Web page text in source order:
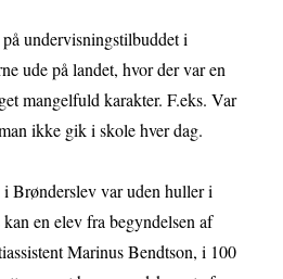
undervisningstilbuddet i
ude på landet, hvor der var en
mangelfuld karakter. F.eks. Var
ikke gik i skole hver dag.
Brønderslev var uden huller i
en elev fra begyndelsen af
Marinus Bendtson, i 100